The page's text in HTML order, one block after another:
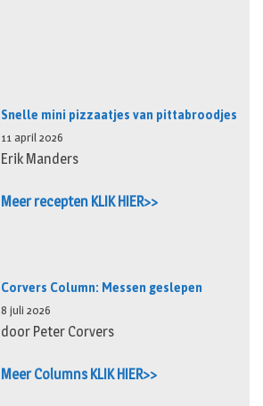
Snelle mini pizzaatjes van pittabroodjes
11 april 2026
Erik Manders
Meer recepten KLIK HIER>>
Corvers Column: Messen geslepen
8 juli 2026
door Peter Corvers
Meer Columns KLIK HIER>>